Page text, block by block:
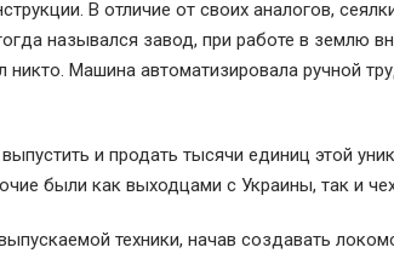
В отличие от своих аналогов,
назывался завод, при работе в землю
никто. Машина автоматизировала ручной
и продать тысячи единиц этой
были как выходцами с Украины, так и
техники, начав создавать